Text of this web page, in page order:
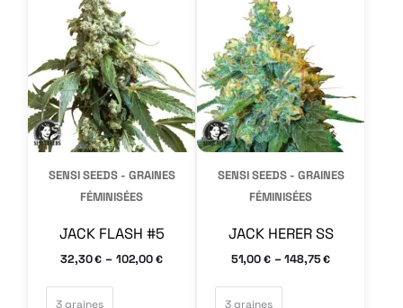
SENSI SEEDS - GRAINES
FÉMINISÉES
JACK FLASH #5
32,30€ – 102,00 €
3 graines
plusieurs
variations.
Les
options
sur
SENSI SEEDS - GRAINES
FÉMINISÉES
JACK HERER SS
51,00 €–148,75€
3 graines
plusieurs
variations.
Les
options
sur